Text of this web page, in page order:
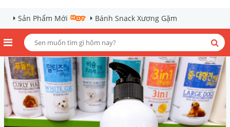
Sản Phẩm Mới Bánh Snack Xương Gặm